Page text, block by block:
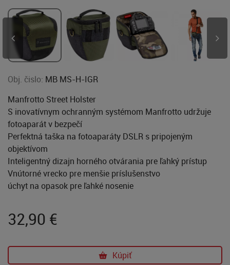
Obj. čislo: MB MS-H-IGR
Manfrotto Street Holster
S inovatívnym ochranným systémom Manfrotto udržuje
fotoaparát v bezpečí
Perfektná taška na fotoaparáty DSLR s pripojeným
objektívom
Inteligentný dizajn horného otvárania pre ľahký prístup
Vnútorné vrecko pre menšie príslušenstvo
úchyt na opasok pre ľahké nosenie
32,90 €
Kúpiť